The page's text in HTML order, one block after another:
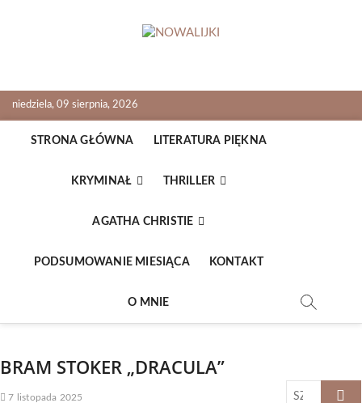
niedziela, 09 sierpnia, 2026
STRONA GŁÓWNA LITERATURA PIĘKNA
KRYMINAŁ THRILLER
AGATHA CHRISTIE
PODSUMOWANIE MIESIĄCA KONTAKT
O MNIE
BRAM STOKER „DRACULA”
7 listopada 2025